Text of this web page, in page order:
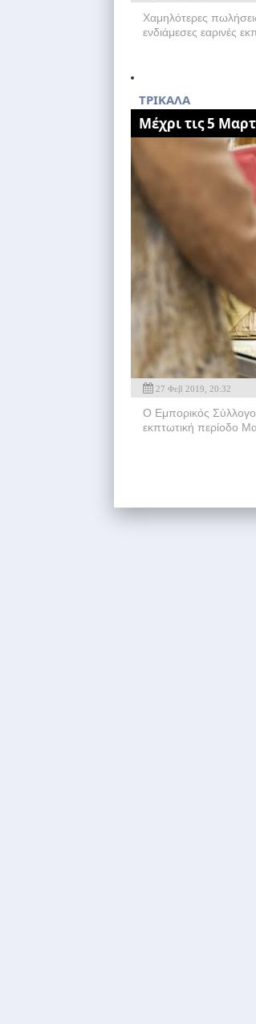
Χαμηλότερες
ενδιάμεσες εαρινές
ΤΡΙΚΑΛΑ
Μέχρι τις 5
27 Φεβ 2019, 20:32
Ο Εμπορικός
εκπτωτική περίοδο